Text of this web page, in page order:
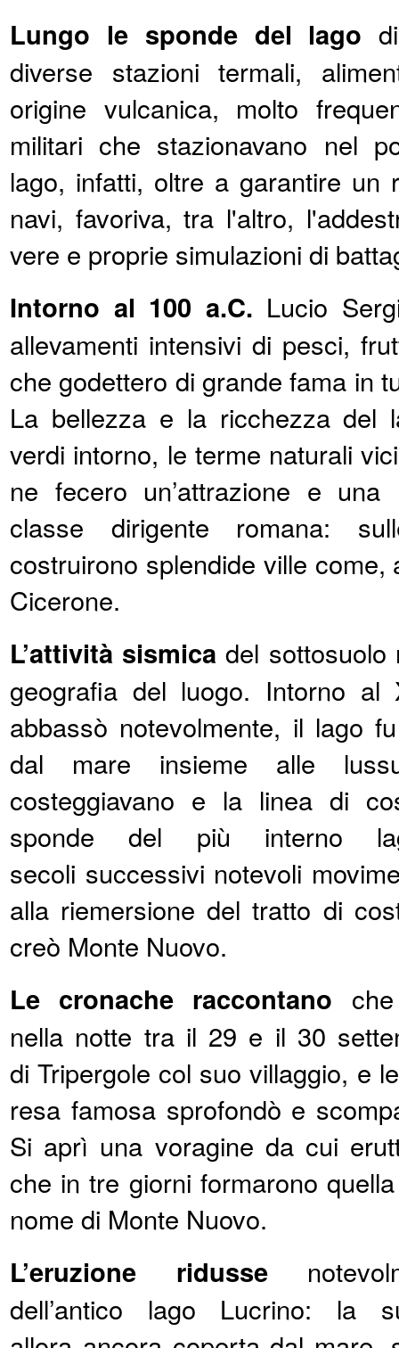
Lungo le sponde del lago
diverse stazioni termali,
origine vulcanica, molto
militari che stazionavano nel
lago, infatti, oltre a garantire un
navi, favoriva, tra l'altro,
vere e proprie simulazioni di
Intorno al 100 a.C. Lucio
allevamenti intensivi di pesci,
che godettero di grande fama in
La bellezza e la ricchezza del
verdi intorno, le terme naturali
ne fecero un’attrazione e
classe dirigente romana:
costruirono splendide ville come,
Cicerone.
L’attività sismica del sottosuolo
geografia del luogo. Intorno
abbassò notevolmente, il lago
dal mare insieme alle
costeggiavano e la linea di
sponde del più interno
secoli successivi notevoli
alla riemersione del tratto di
creò Monte Nuovo.
Le cronache raccontano
nella notte tra il 29 e il 30
di Tripergole col suo villaggio, e
resa famosa sprofondò e
Si aprì una voragine da cui
che in tre giorni formarono
nome di Monte Nuovo.
L’eruzione ridusse
dell’antico lago Lucrino: la